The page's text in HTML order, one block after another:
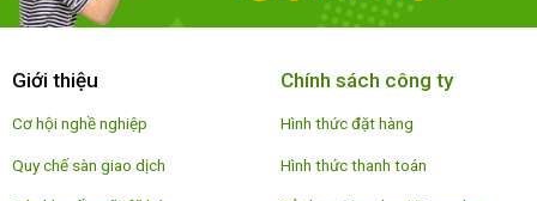
Giới thiệu
Cơ hội nghề nghiệp
Quy chế sàn giao dịch
Chính sách công ty
Hình thức đặt hàng
Hình thức thanh toán